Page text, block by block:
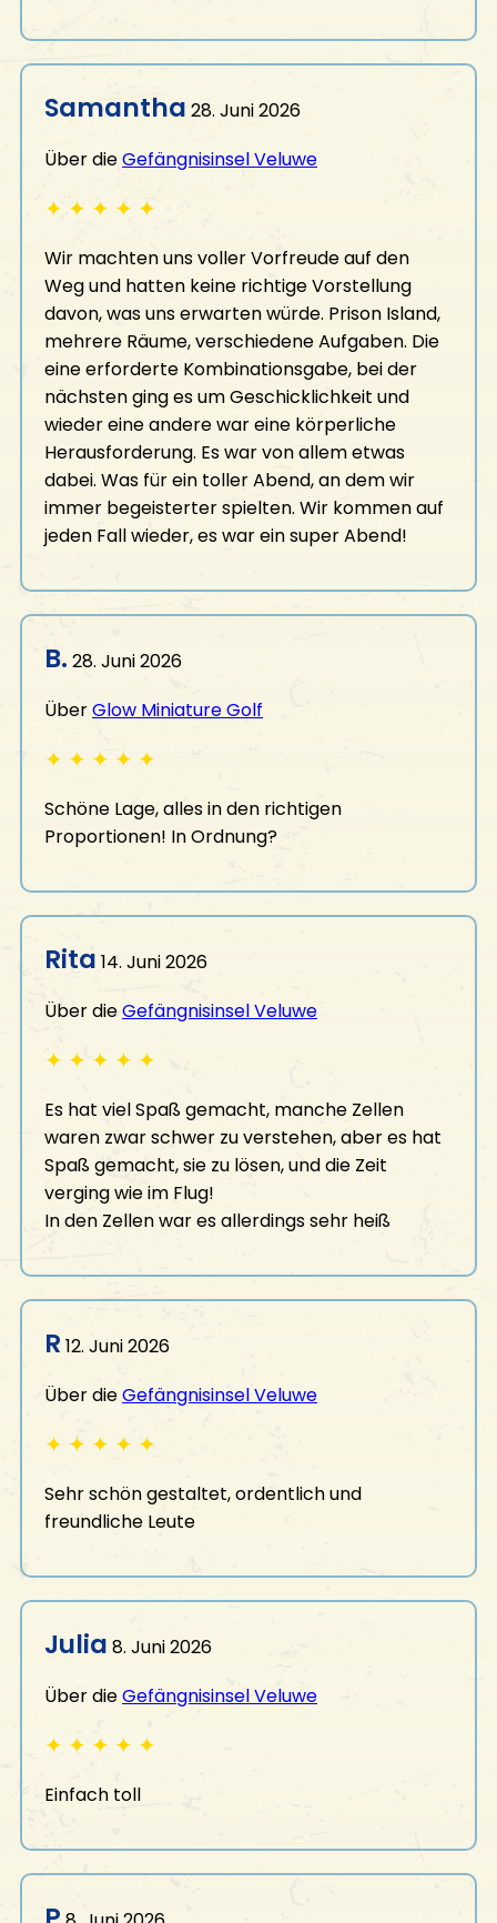
Samantha 28. Juni 2026
Über dieGefängnisinsel Veluwe
✦ ✦ ✦ ✦ ✦
Wir machten uns voller Vorfreude auf den
Weg und hatten keine richtige Vorstellung
davon, was uns erwarten würde. Prison Island,
mehrere Räume, verschiedene Aufgaben. Die
eine erforderte Kombinationsgabe, bei der
nächsten ging es um Geschicklichkeit und
wieder eine andere war eine körperliche
Herausforderung. Es war von allem etwas
dabei. Was für ein toller Abend, an dem wir
immer begeisterter spielten. Wir kommen auf
jeden Fall wieder, es war ein super Abend!
B. 28. Juni 2026
ÜberGlow Miniature Golf
✦ ✦ ✦ ✦ ✦
Schöne Lage, alles in den richtigen
Proportionen! In Ordnung?
Rita 14. Juni 2026
Über dieGefängnisinsel Veluwe
✦ ✦ ✦ ✦ ✦
Es hat viel Spaß gemacht, manche Zellen
waren zwar schwer zu verstehen, aber es hat
Spaß gemacht, sie zu lösen, und die Zeit
verging wie im Flug!
In den Zellen war es allerdings sehr heiß
R 12. Juni 2026
Über dieGefängnisinsel Veluwe
✦ ✦ ✦ ✦ ✦
Sehr schön gestaltet, ordentlich und
freundliche Leute
Julia 8. Juni 2026
Über dieGefängnisinsel Veluwe
✦ ✦ ✦ ✦ ✦
Einfach toll